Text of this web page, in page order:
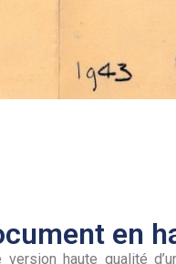
en
haute qualité